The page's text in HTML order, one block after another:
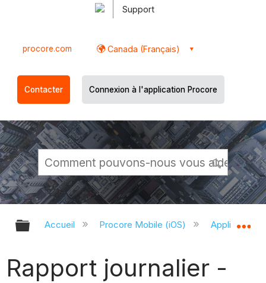
Support
procore.com Canada (Français)
Contacter Connexion à l'application Procore
Développer/réduire la hiérarchie
Accueil Procore Mobile (iOS) Application
Rapport journalier -